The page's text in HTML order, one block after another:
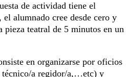
de actividad tiene el
alumnado cree desde cero y
pieza teatral de 5 minutos en un
en organizarse por oficios
técnico/a regidor/a,…etc) y